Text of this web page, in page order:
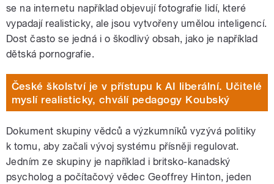
se na internetu například objevují fotografie lidí, které
vypadají realisticky, ale jsou vytvořeny umělou inteligencí.
Dost často se jedná i o škodlivý obsah, jako je například
dětská pornografie.
České školství je v přístupu k AI liberální. Učitelé
myslí realisticky, chválí pedagogy Koubský
Dokument skupiny vědců a výzkumníků vyzývá politiky
k tomu, aby začali vývoj systému přísněji regulovat.
Jedním ze skupiny je například i britsko-kanadský
psycholog a počítačový vědec Geoffrey Hinton, jeden